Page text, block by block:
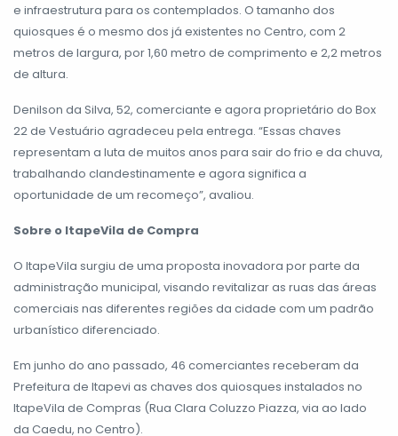
e infraestrutura para os contemplados. O tamanho dos
quiosques é o mesmo dos já existentes no Centro, com 2
metros de largura, por 1,60 metro de comprimento e 2,2 metros
de altura.
Denilson da Silva, 52, comerciante e agora proprietário do Box
22 de Vestuário agradeceu pela entrega. “Essas chaves
representam a luta de muitos anos para sair do frio e da chuva,
trabalhando clandestinamente e agora significa a
oportunidade de um recomeço”, avaliou.
Sobre o ItapeVila de Compra
O ItapeVila surgiu de uma proposta inovadora por parte da
administração municipal, visando revitalizar as ruas das áreas
comerciais nas diferentes regiões da cidade com um padrão
urbanístico diferenciado.
Em junho do ano passado, 46 comerciantes receberam da
Prefeitura de Itapevi as chaves dos quiosques instalados no
ItapeVila de Compras (Rua Clara Coluzzo Piazza, via ao lado
da Caedu, no Centro).